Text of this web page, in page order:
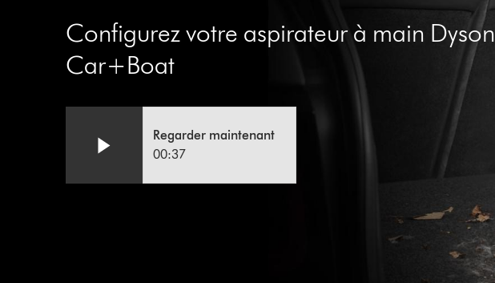
Configurez votre aspirateur à main Dyson
Car+Boat
Transcript
transcription
Regarder maintenant
00:37